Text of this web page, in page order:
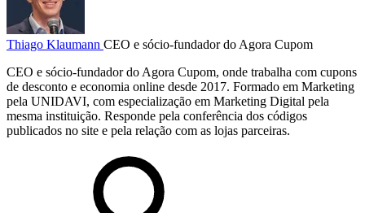
Thiago Klaumann CEO e sócio-fundador do Agora Cupom
CEO e sócio-fundador do Agora Cupom, onde trabalha com cupons
de desconto e economia online desde 2017. Formado em Marketing
pela UNIDAVI, com especialização em Marketing Digital pela
mesma instituição. Responde pela conferência dos códigos
publicados no site e pela relação com as lojas parceiras.